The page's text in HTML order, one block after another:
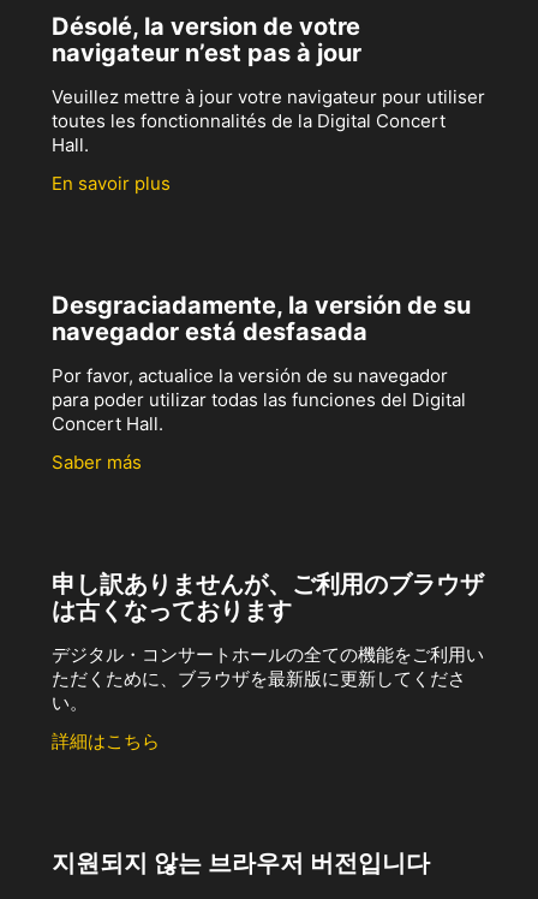
Désolé, la version de votre
navigateur n’est pas à jour
Veuillez mettre à jour votre navigateur pour utiliser
toutes les fonctionnalités de la Digital Concert
Hall.
En savoir plus
Desgraciadamente, la versión de su
navegador está desfasada
Por favor, actualice la versión de su navegador
para poder utilizar todas las funciones del Digital
Concert Hall.
Saber más
申し訳ありませんが、ご利用のブラウザ
は古くなっております
デジタル・コンサートホールの全ての機能をご利用い
ただくために、ブラウザを最新版に更新してくださ
い。
詳細はこちら
지원되지 않는 브라우저 버전입니다